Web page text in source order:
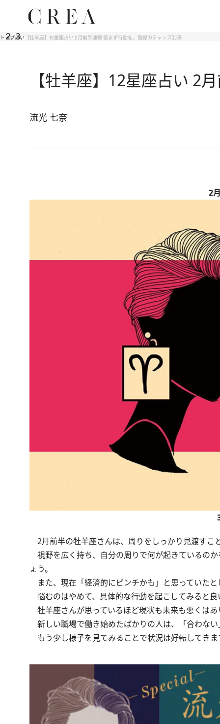
トップ占い 【牡羊座】12星座占い 2月前半運勢 悩まず行動を。復縁のチャンス到来
【牡羊座】12星座占い 2
流光 七奈
2
2月前半の牡羊座さんは、周りをしっかり見渡すこ
視野を広く持ち、自分の周りで何が起きているの
ょう。
また、現在「経済的にピンチかも」と思っていた
悩むのはやめて、具体的な行動を起こしてみると良
牡羊座さんが思っているほど現状も未来も悪くはあ
新しい職場で働き始めたばかりの人は、「合わな
もう少し様子を見てみることで状況は好転してき